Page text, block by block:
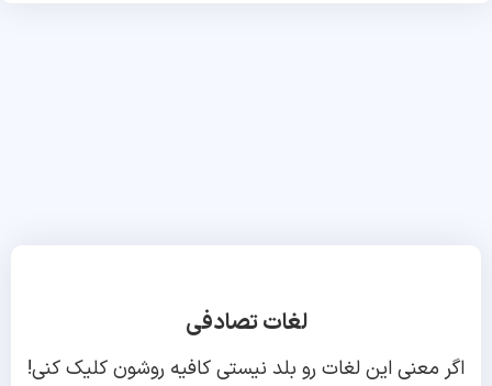
لغات تصادفی
اگر معنی این لغات رو بلد نیستی کافیه روشون کلیک کنی!